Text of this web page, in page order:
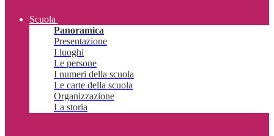
Scuola
Panoramica
Presentazione
I luoghi
Le persone
I numeri della scuola
Le carte della scuola
Organizzazione
La storia